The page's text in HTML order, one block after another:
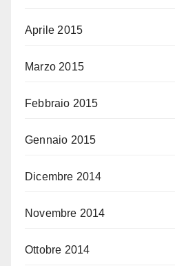
Aprile 2015
Marzo 2015
Febbraio 2015
Gennaio 2015
Dicembre 2014
Novembre 2014
Ottobre 2014